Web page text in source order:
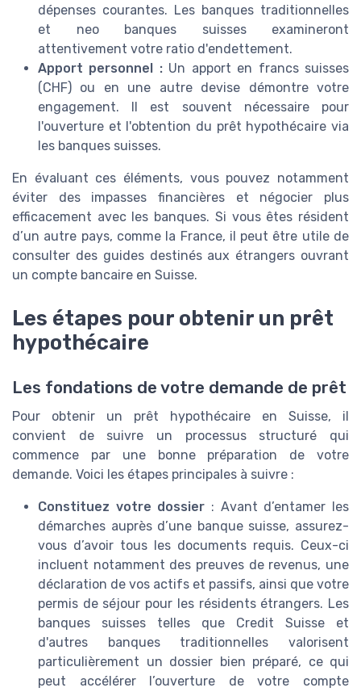
dépenses courantes. Les banques traditionnelles
et neo banques suisses examineront
attentivement votre ratio d'endettement.
Apport personnel :Un apport en francs suisses
(CHF) ou en une autre devise démontre votre
engagement. Il est souvent nécessaire pour
l'ouverture et l'obtention du prêt hypothécaire via
les banques suisses.
En évaluant ces éléments, vous pouvez notamment
éviter des impasses financières et négocier plus
efficacement avec les banques. Si vous êtes résident
d’un autre pays, comme la France, il peut être utile de
consulter des guides destinés aux étrangers ouvrant
un compte bancaire en Suisse.
Les étapes pour obtenir un prêt
hypothécaire
Les fondations de votre demande de prêt
Pour obtenir un prêt hypothécaire en Suisse, il
convient de suivre un processus structuré qui
commence par une bonne préparation de votre
demande. Voici les étapes principales à suivre :
Constituez votre dossier : Avant d’entamer les
démarches auprès d’une banque suisse, assurez-
vous d’avoir tous les documents requis. Ceux-ci
incluent notamment des preuves de revenus, une
déclaration de vos actifs et passifs, ainsi que votre
permis de séjour pour les résidents étrangers. Les
banques suisses telles que Credit Suisse et
d'autres banques traditionnelles valorisent
particulièrement un dossier bien préparé, ce qui
peut accélérer l’ouverture de votre compte